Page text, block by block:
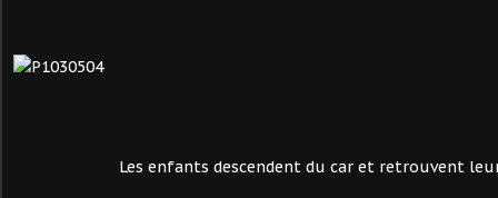
Les enfants descendent du car et retrouvent